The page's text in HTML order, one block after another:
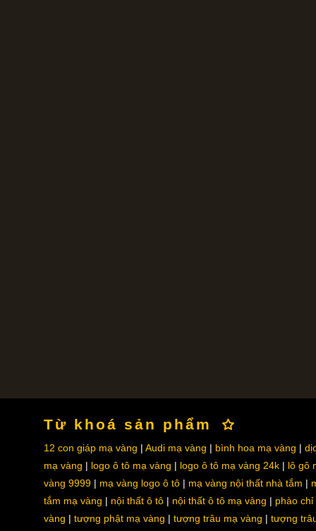
Từ khoá sản phẩm
12 con giáp mạ vàng Audi mạ vàng bình hoa mạ vàng
mạ vàng
logo ô tô mạ vàng logo ô tô mạ vàng 24k
lô gô
vàng 9999
mạ vàng logo ô tô mạ vàng nội thất nhà tắm
tắm mạ vàng
nội thất ô tô nội thất ô tô mạ vàng
phào chỉ
vàng
tượng phật mạ vàng tượng trâu mạ vàng tượng